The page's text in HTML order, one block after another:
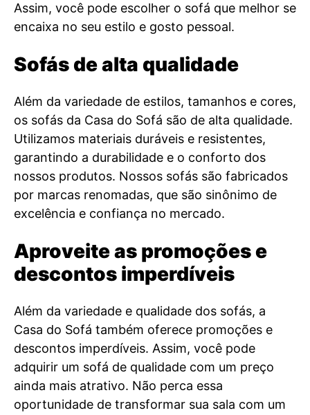
Assim, você pode escolher o sofá que melhor se
encaixa no seu estilo e gosto pessoal.
Sofás de alta qualidade
Além da variedade de estilos, tamanhos e cores,
os sofás da Casa do Sofá são de alta qualidade.
Utilizamos materiais duráveis e resistentes,
garantindo a durabilidade e o conforto dos
nossos produtos. Nossos sofás são fabricados
por marcas renomadas, que são sinônimo de
excelência e confiança no mercado.
Aproveite as promoções e
descontos imperdíveis
Além da variedade e qualidade dos sofás, a
Casa do Sofá também oferece promoções e
descontos imperdíveis. Assim, você pode
adquirir um sofá de qualidade com um preço
ainda mais atrativo. Não perca essa
oportunidade de transformar sua sala com um